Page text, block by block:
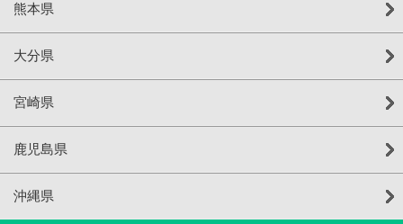
熊本県
大分県
宮崎県
鹿児島県
沖縄県